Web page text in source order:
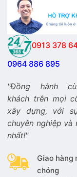
0913 378
0964 886 895
"Đồng hành
khách trên mọi
xây dựng, với
chuyên nghiệp và
nhất!"
Giao hàng
chóng